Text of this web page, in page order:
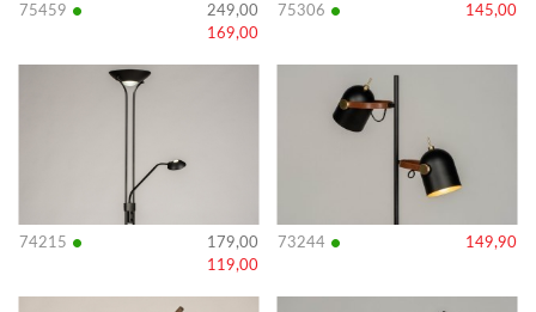
75459 •
249,00
169,00
75306 • 145,00
74215 •
179,00
119,00
Bekijk
73244 • 149,90
Bekijk
Bekijk
Bekijk